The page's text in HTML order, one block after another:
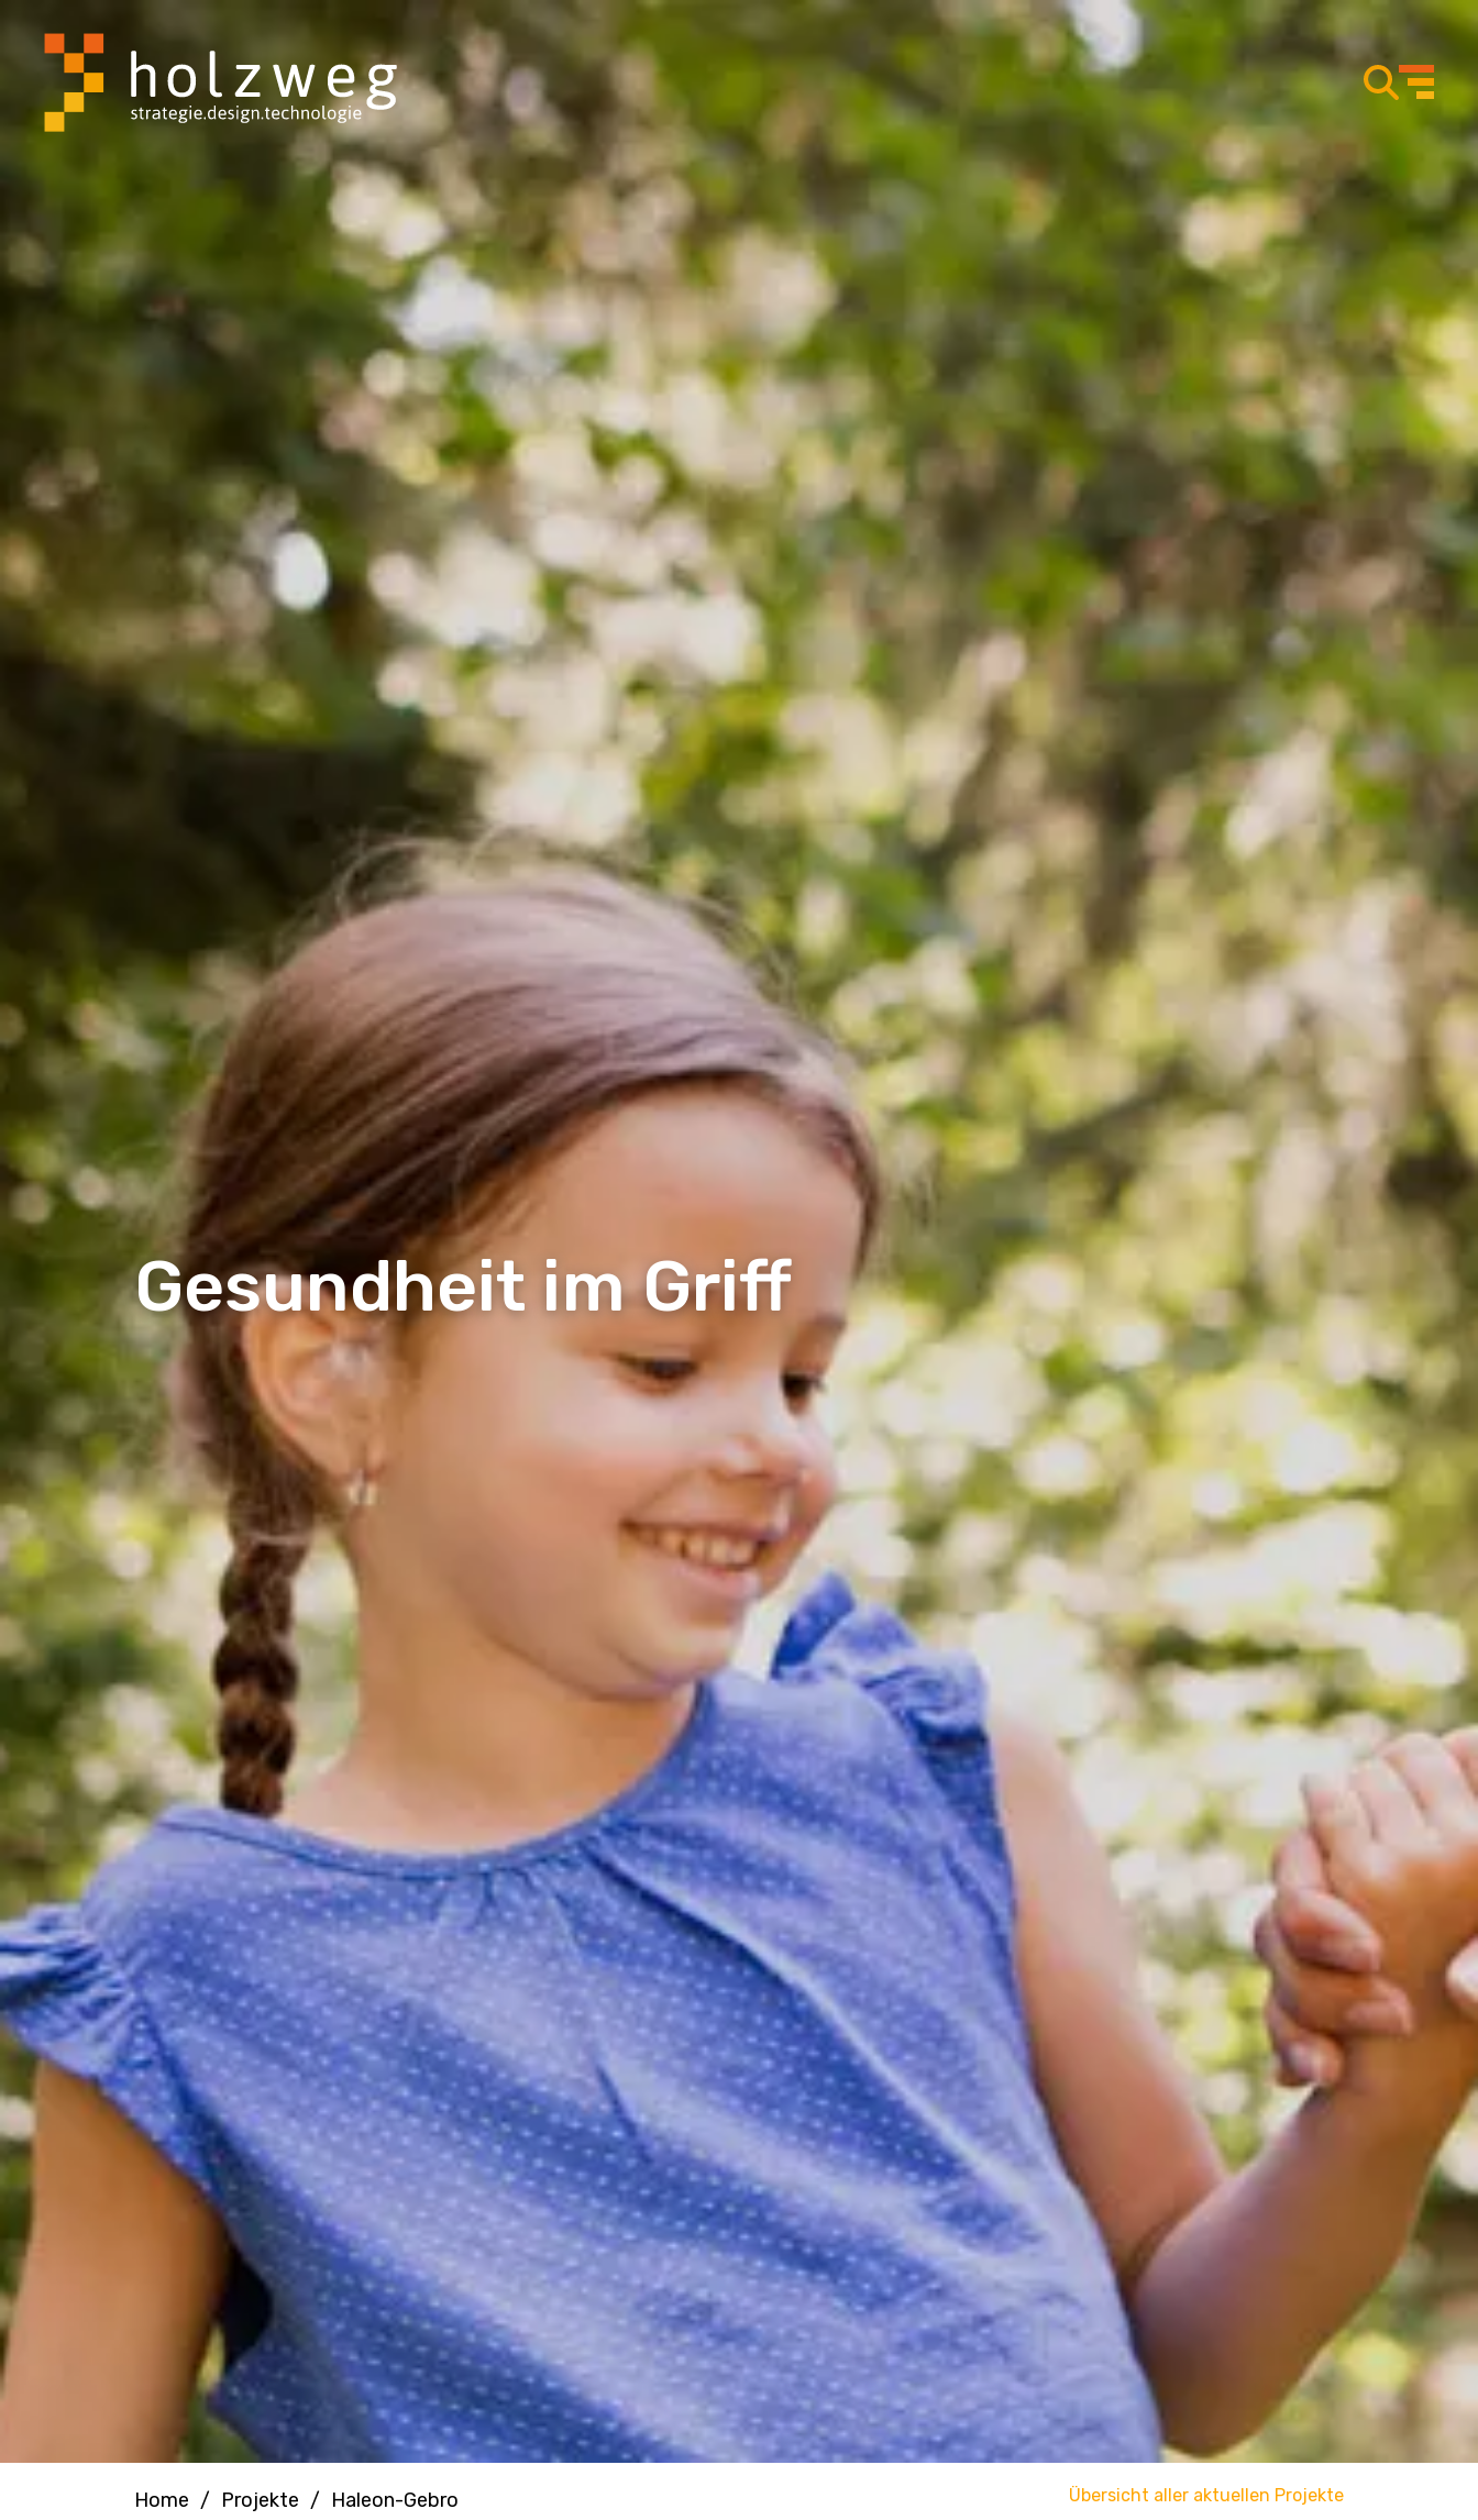
Gesundheit im Griff
Home / Projekte / Haleon-Gebro Übersicht aller aktuellen Projekte